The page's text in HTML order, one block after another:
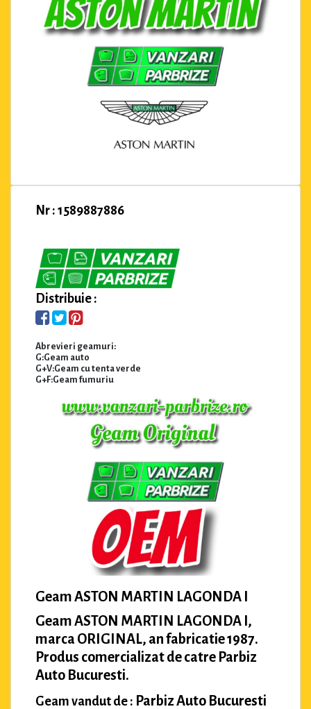
Nr : 1589887886
Distribuie :
Abrevieri geamuri:
G:Geam auto
G+V:Geam cu tenta verde
G+F:Geam fumuriu
Geam ASTON MARTIN LAGONDA I
Geam ASTON MARTIN LAGONDA I,
marca ORIGINAL, an fabricatie 1987.
Produs comercializat de catre Parbiz
Auto Bucuresti.
Geam vandut de : Parbiz Auto Bucuresti